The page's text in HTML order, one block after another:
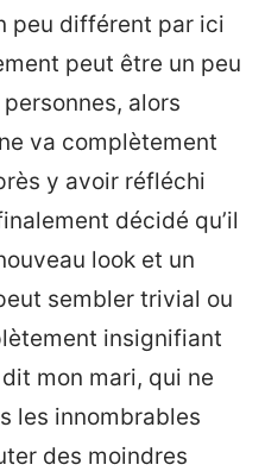
peu différent par ici
peut être un peu
alors
va complètement
y avoir réfléchi
décidé qu’il
look et un
sembler trivial ou
insignifiant
mon mari, qui ne
les innombrables
des moindres